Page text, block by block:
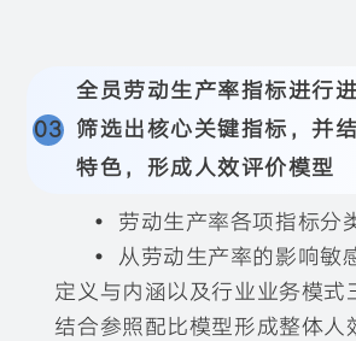
03
全员劳动生产率指标进行
筛选出核心关键指标，并
特色，形成人效评价模型
•
劳动生产率各项指标分
•
从劳动生产率的影响敏
定义与内涵以及行业业务模式
结合参照配比模型形成整体人